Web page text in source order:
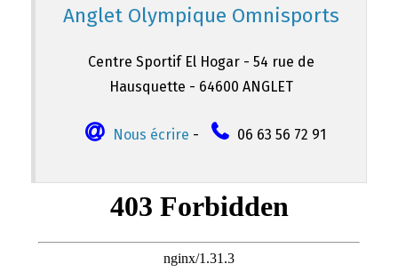
Anglet Olympique Omnisports
Centre Sportif El Hogar - 54 rue de
Hausquette - 64600 ANGLET
Nous écrire - 06 63 56 72 91